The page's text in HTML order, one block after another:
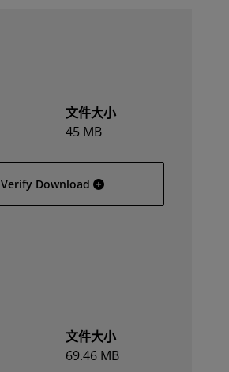
文件大小
45 MB
Verify Download Windows
文件大小
69.46 MB